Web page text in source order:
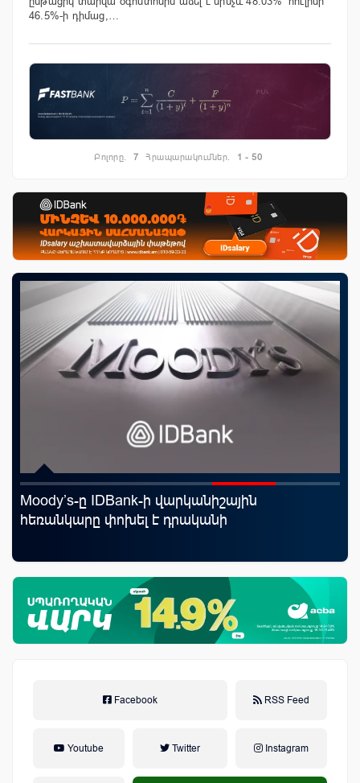
46.5%-ի դիմաց,…
Բոլորը. 7 Հրապարակումներ. 1 - 50
Moody’s-ը IDBank-ի վարկանիշային
հեռանկարը փոխել է դրականի
Facebook RSS Feed
Youtube Twitter Instagram